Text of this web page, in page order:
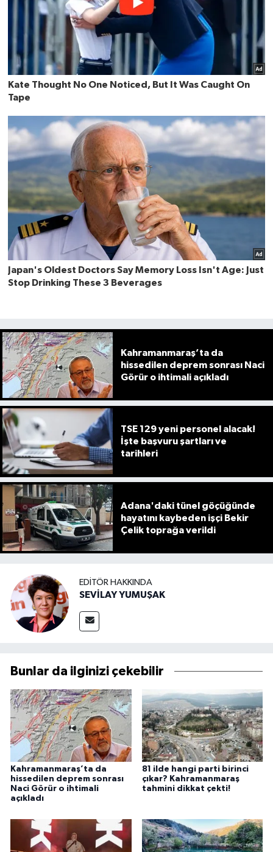
Kahramanmaraş’ta da
hissedilen deprem sonrası Naci
Görür o ihtimali açıkladı
TSE 129 yeni personel alacak!
İşte başvuru şartları ve
tarihleri
Adana'daki tünel göçüğünde
hayatını kaybeden işçi Bekir
Çelik toprağa verildi
EDITÖR HAKKINDA
SEVİLAY YUMUŞAK
Bunlar da ilginizi çekebilir
Kahramanmaraş’ta da
hissedilen deprem sonrası
Naci Görür o ihtimali
açıkladı
81 ilde hangi parti birinci
çıkar? Kahramanmaraş
tahmini dikkat çekti!